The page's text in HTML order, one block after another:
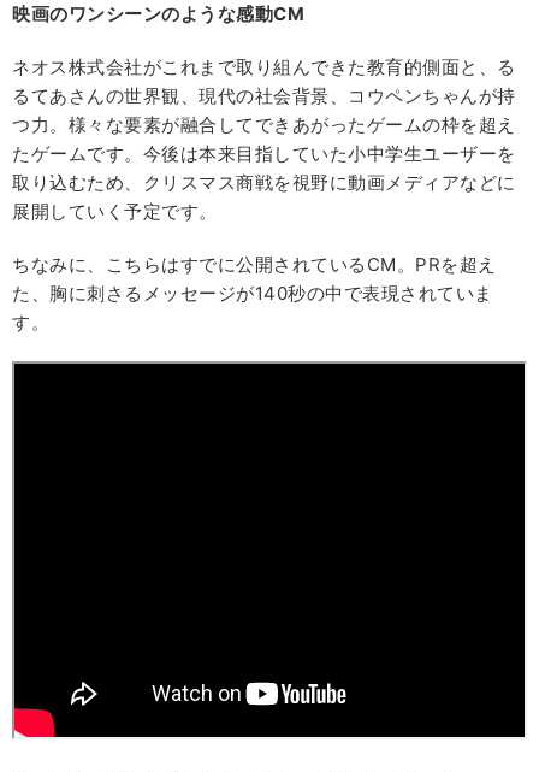
映画のワンシーンのような感動CM
ネオス株式会社がこれまで取り組んできた教育的側面と、る
るてあさんの世界観、現代の社会背景、コウペンちゃんが持
つ力。様々な要素が融合してできあがったゲームの枠を超え
たゲームです。今後は本来目指していた小中学生ユーザーを
取り込むため、クリスマス商戦を視野に動画メディアなどに
展開していく予定です。
ちなみに、こちらはすでに公開されているCM。PRを超え
た、胸に刺さるメッセージが140秒の中で表現されていま
す。